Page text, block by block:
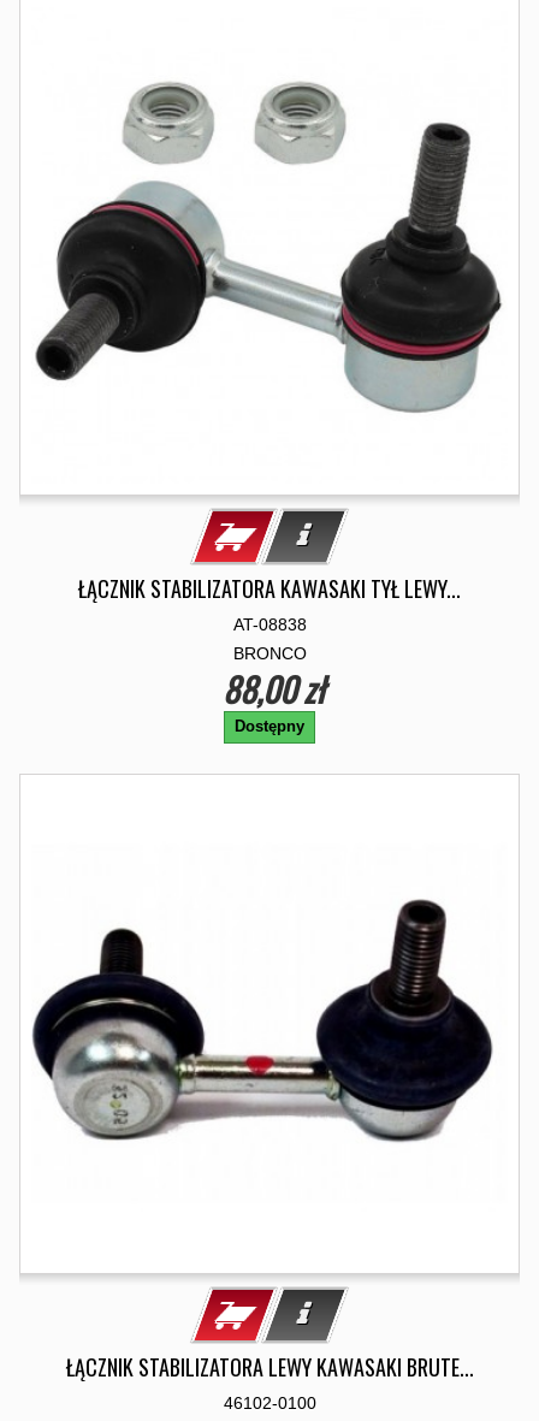
ŁĄCZNIK STABILIZATORA KAWASAKI TYŁ LEWY...
AT-08838
BRONCO
88,00 zł
Dostępny
ŁĄCZNIK STABILIZATORA LEWY KAWASAKI BRUTE...
46102-0100